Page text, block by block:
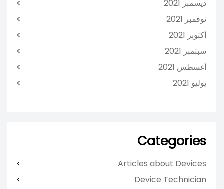
ديسمبر 2021
نوفمبر 2021
أكتوبر 2021
سبتمبر 2021
أغسطس 2021
يوليو 2021
Categories
Articles about Devices
Device Technician